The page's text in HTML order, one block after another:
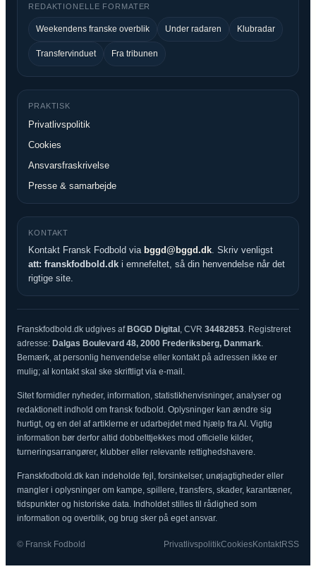
REDAKTIONELLE FORMATER
Weekendens franske overblik Under radaren Klubradar
Transfervinduet Fra tribunen
PRAKTISK
Privatlivspolitik
Cookies
Ansvarsfraskrivelse
Presse & samarbejde
KONTAKT
Kontakt Fransk Fodbold via bggd@bggd.dk. Skriv venligst
att: franskfodbold.dk i emnefeltet, så din henvendelse når det
rigtige site.
Franskfodbold.dk udgives af BGGD Digital , CVR 34482853. Registreret
adresse: Dalgas Boulevard 48, 2000 Frederiksberg, Danmark.
Bemærk, at personlig henvendelse eller kontakt på adressen ikke er
mulig; al kontakt skal ske skriftligt via e-mail.
Sitet formidler nyheder, information, statistikhenvisninger, analyser og
redaktionelt indhold om fransk fodbold. Oplysninger kan ændre sig
hurtigt, og en del af artiklerne er udarbejdet med hjælp fra AI. Vigtig
information bør derfor altid dobbelttjekkes mod officielle kilder,
turneringsarrangører, klubber eller relevante rettighedshavere.
Franskfodbold.dk kan indeholde fejl, forsinkelser, unøjagtigheder eller
mangler i oplysninger om kampe, spillere, transfers, skader, karantæner,
tidspunkter og historiske data. Indholdet stilles til rådighed som
information og overblik, og brug sker på eget ansvar.
© Fransk Fodbold PrivatlivspolitikCookiesKontaktRSS